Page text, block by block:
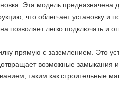
Эта модель предназначена
что облегчает установку и
позволяет легко подключать и
прямую с заземлением. Это
возможные замыкания
таким как строительные